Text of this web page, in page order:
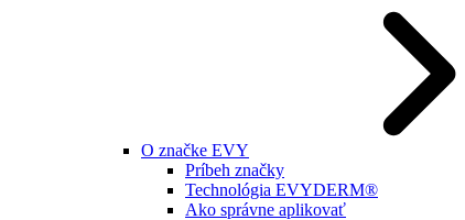
O značke EVY
Príbeh značky
Technológia EVYDERM®
Ako správne aplikovať